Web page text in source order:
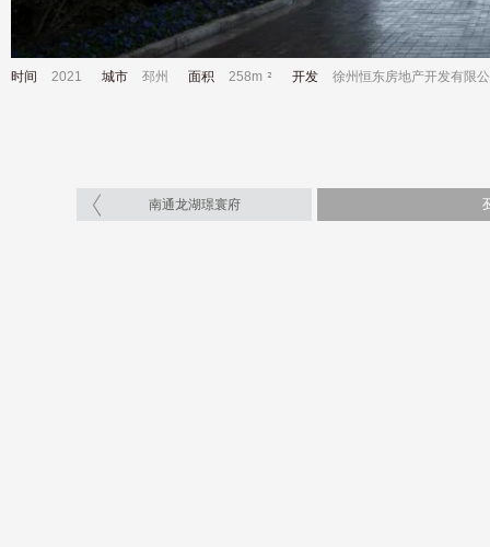
时间 2021 城市 邳州 面积 258m 开发 徐州恒东房地产开发有限
南通龙湖璟寰府